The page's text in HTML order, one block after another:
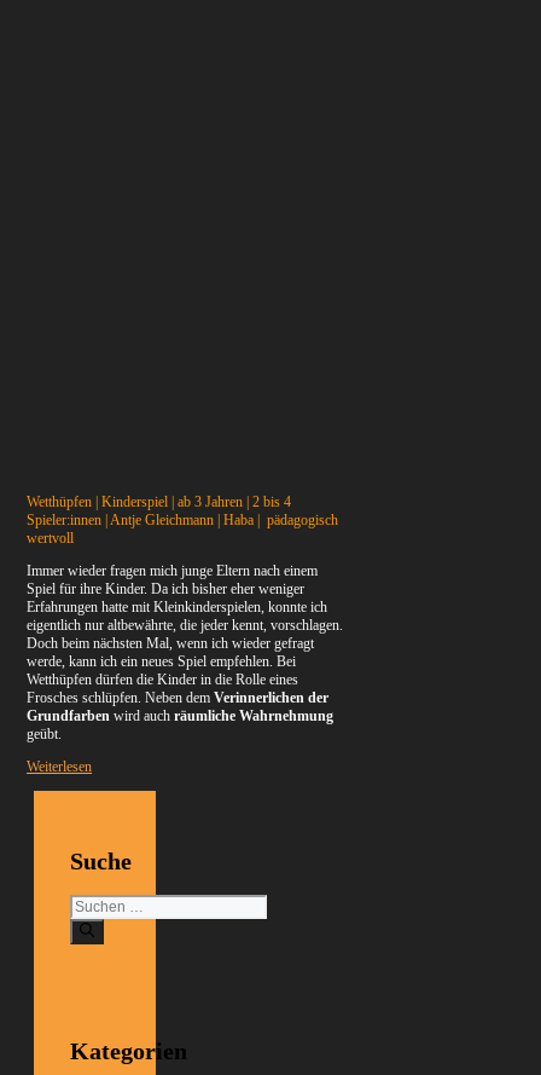
Wetthüpfen | Kinderspiel | ab 3 Jahren | 2 bis 4
Spieler:innen | Antje Gleichmann | Haba | pädagogisch
wertvoll
Immer wieder fragen mich junge Eltern nach einem
Spiel für ihre Kinder. Da ich bisher eher weniger
Erfahrungen hatte mit Kleinkinderspielen, konnte ich
eigentlich nur altbewährte, die jeder kennt, vorschlagen.
Doch beim nächsten Mal, wenn ich wieder gefragt
werde, kann ich ein neues Spiel empfehlen. Bei
Wetthüpfen dürfen die Kinder in die Rolle eines
Frosches schlüpfen. Neben demVerinnerlichen der
Grundfarben wird auchräumliche Wahrnehmung
geübt.
Weiterlesen
Suche
Suchen
nach:
Kategorien